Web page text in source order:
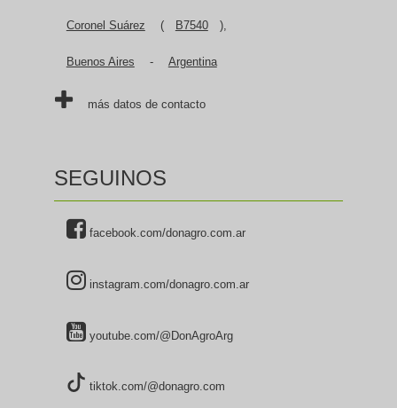
Coronel Suárez ( B7540 ),
Buenos Aires - Argentina
más datos de contacto
SEGUINOS
facebook.com/donagro.com.ar
instagram.com/donagro.com.ar
youtube.com/@DonAgroArg
tiktok.com/@donagro.com